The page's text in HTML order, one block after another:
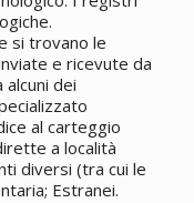
si trovano le
e ricevute da
dei
al carteggio
a località
diversi (tra cui le
Estranei.